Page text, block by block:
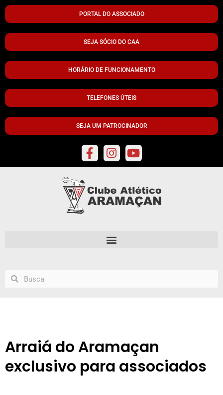
PORTAL DO ASSOCIADO
SEJA SÓCIO DO CAA
HORÁRIO DE FUNCIONAMENTO
TELEFONES ÚTEIS
SEJA UM PATROCINADOR
Arraiá do Aramaçan
exclusivo para associados